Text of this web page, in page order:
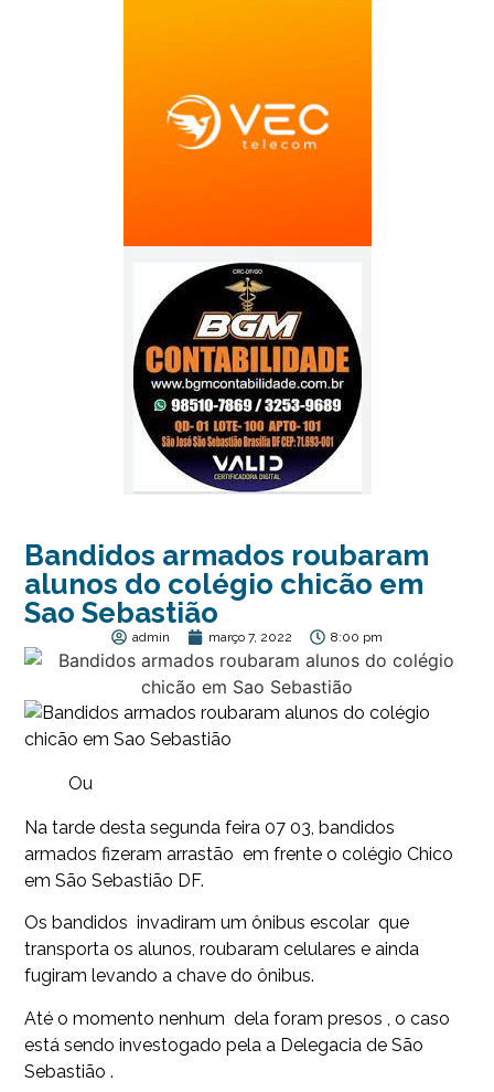
Bandidos armados roubaram
alunos do colégio chicão em
Sao Sebastião
admin março 7, 2022 8:00 pm
Ou
Na tarde desta segunda feira 07 03, bandidos
armados fizeram arrastão em frente o colégio Chico
em São Sebastião DF.
Os bandidos invadiram um ônibus escolar que
transporta os alunos, roubaram celulares e ainda
fugiram levando a chave do ônibus.
Até o momento nenhum dela foram presos , o caso
está sendo investogado pela a Delegacia de São
Sebastião .